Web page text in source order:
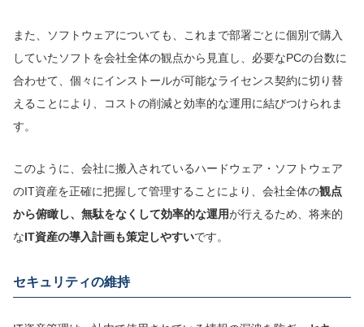
また、ソフトウェアについても、これまで部署ごとに個別で購入
していたソフトを会社全体の観点から見直し、必要なPCの台数に
合わせて、個々にインストールが可能なライセンス契約に切り替
えることにより、コストの削減と効率的な運用に結びつけられま
す。
このように、会社に搬入されているハードウェア・ソフトウェア
のIT資産を正確に把握して管理することにより、会社全体の観点
から俯瞰し、無駄をなくして効率的な運用が行えるため、将来的
なIT資産の導入計画も策定 しやすいです。
セキュリティの維持